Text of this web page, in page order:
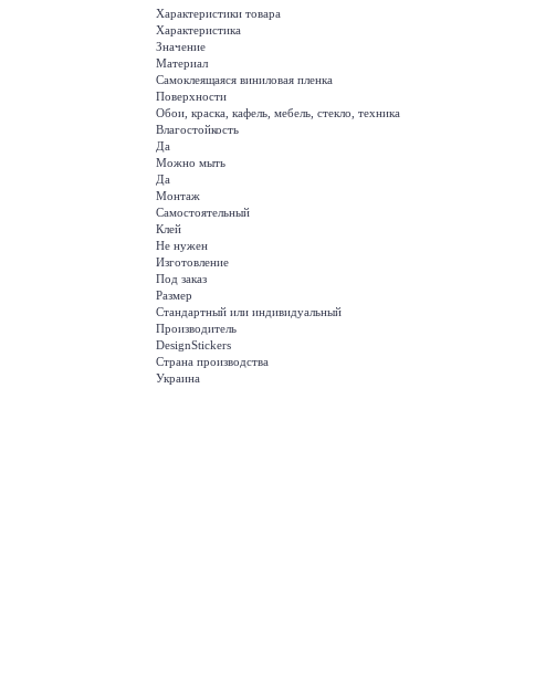
Характеристики товара
Характеристика
Значение
Материал
Самоклеящаяся виниловая пленка
Поверхности
Обои, краска, кафель, мебель, стекло, техника
Влагостойкость
Да
Можно мыть
Да
Монтаж
Самостоятельный
Клей
Не нужен
Изготовление
Под заказ
Размер
Стандартный или индивидуальный
Производитель
DesignStickers
Страна производства
Украина